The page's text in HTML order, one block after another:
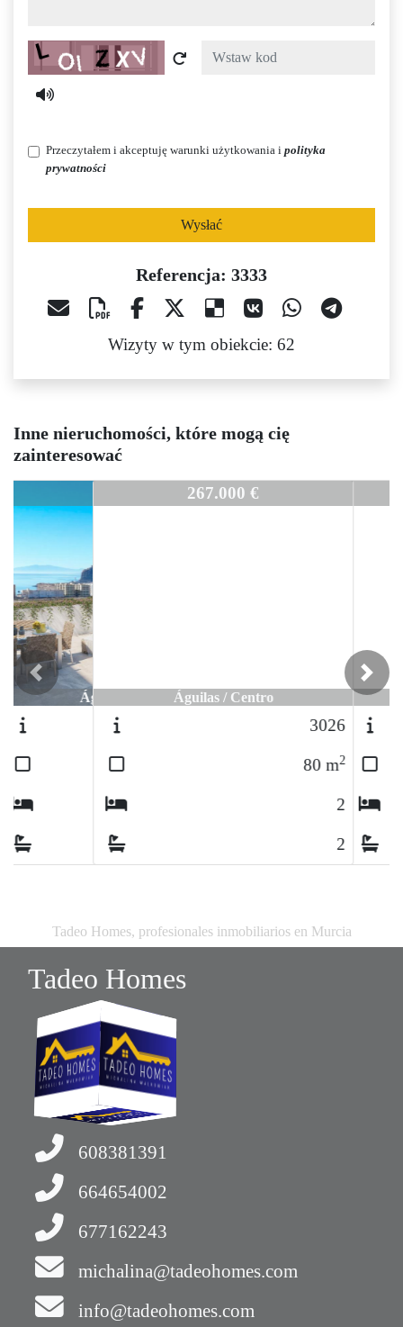
Captcha
Przeczytałem i akceptuję warunki użytkowania i polityka
prywatności
Wysłać
Referencja: 3333
Wizyty w tym obiekcie: 62
Inne nieruchomości, które mogą cię
zainteresować
267.000 €
Águilas / Centro
3026
80m2
Previous Next
Tadeo Homes, profesionales inmobiliarios en Murcia
Tadeo Homes
608381391
664654002
677162243
michalina@tadeohomes.com
info@tadeohomes.com